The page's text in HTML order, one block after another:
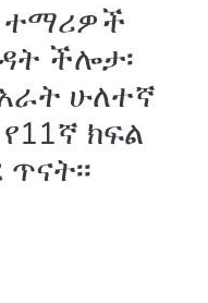
ተማሪዎች
ችሎታ፡
ሁለተኛ
ክፍል